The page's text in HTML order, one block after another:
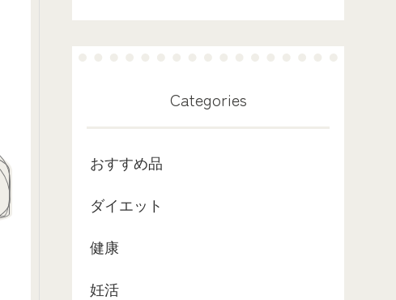
Categories
おすすめ品
ダイエット
健康
妊活